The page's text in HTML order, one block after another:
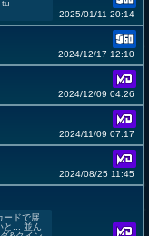
2025/01/11 20:14
2024/12/17 12:10
2024/12/09 04:26
2024/11/09 07:17
2024/08/25 11:45
ードで展
と... 並ん